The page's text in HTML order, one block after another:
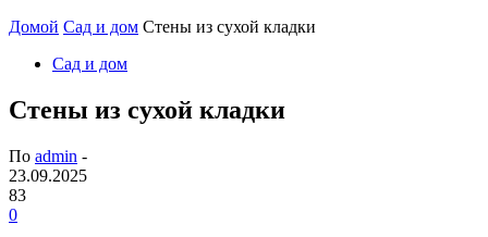
Домой Сад и дом Стены из сухой кладки
Сад и дом
Стены из сухой кладки
По admin -
23.09.2025
83
0